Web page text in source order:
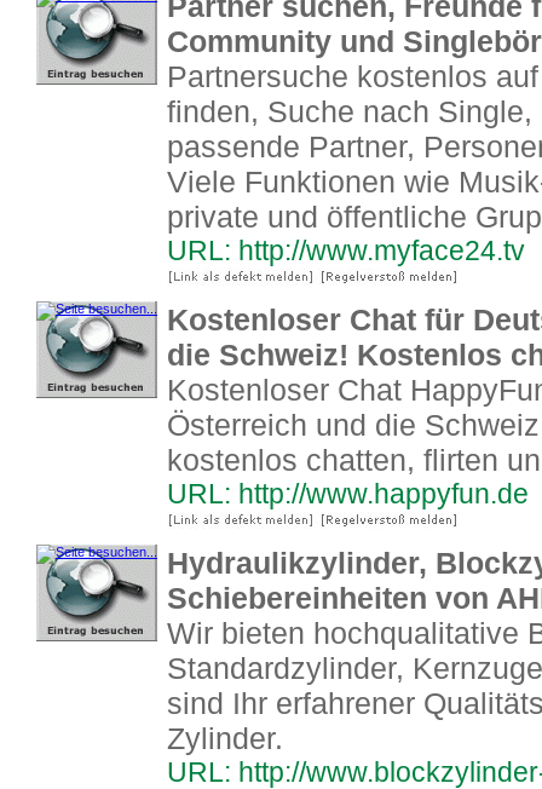
Community und
Partnersuche kostenlos
finden, Suche nach
passende Partner,
Viele Funktionen wie
private und öffentliche
URL: http://www.myface24.tv
Kostenloser Chat für
die Schweiz! Kostenlos
Kostenloser Chat
Österreich und die
kostenlos chatten, flirten
URL: http://www.happyfun.de
Hydraulikzylinder,
Schiebereinheiten von
Wir bieten hochqualitative
Standardzylinder,
sind Ihr erfahrener
Zylinder.
URL: http://